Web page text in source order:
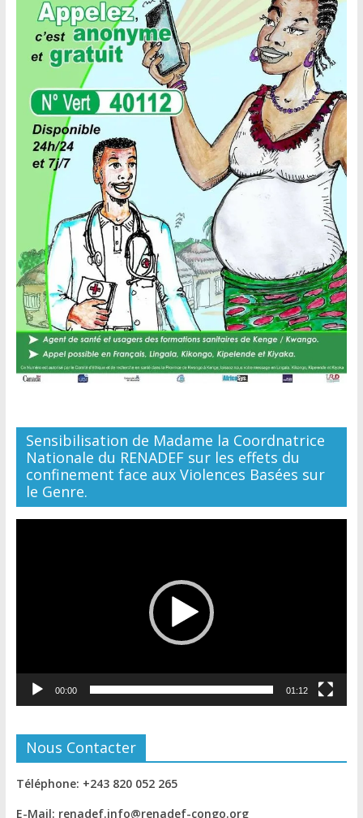
Sensibilisation de Madame la Coordnatrice
Nationale du RENADEF sur les effets du
confinement face aux Violences Basées sur
le Genre.
00:00 01:12
Nous Contacter
Téléphone: +243 820 052 265
E-Mail: renadef.info@renadef-congo.org